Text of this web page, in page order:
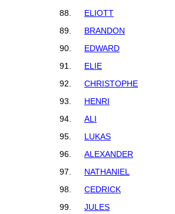
88. ELIOTT
89.
BRANDON
90.
EDWARD
91.
ELIE
92.
CHRISTOPHE
93.
HENRI
94.
ALI
95.
LUKAS
96.
ALEXANDER
97.
NATHANIEL
98.
CEDRICK
99.
JULES